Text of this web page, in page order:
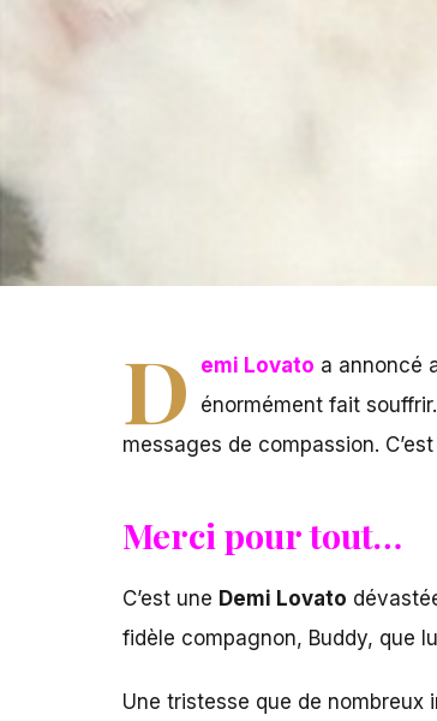
D emi Lovato a annoncé
énormément fait
messages de compassion.
Merci pour tout…
C’est une Demi Lovato
fidèle compagnon, Buddy, que
Une tristesse que de